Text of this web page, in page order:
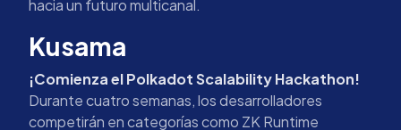
hacia un futuro multicanal.
Kusama
¡Comienza el Polkadot Scalability Hackathon!
Durante cuatro semanas, los desarrolladores
competirán en categorías como ZK Runtime